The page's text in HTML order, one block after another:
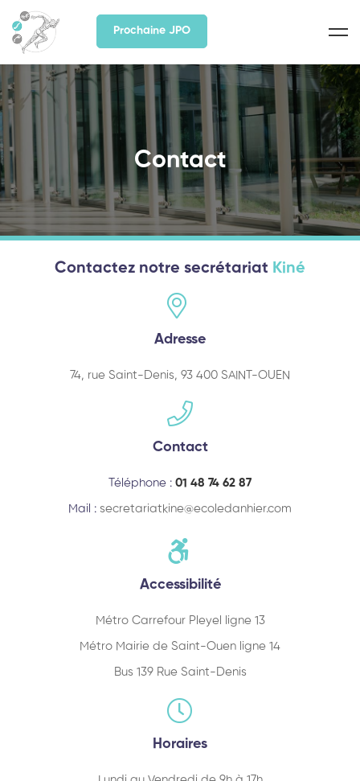
Prochaine JPO
Contact
Contactez notre secrétariat Kiné
Adresse
74, rue Saint-Denis, 93 400 SAINT-OUEN
Contact
Téléphone : 01 48 74 62 87
Mail : secretariatkine@ecoledanhier.com
Accessibilité
Métro Carrefour Pleyel ligne 13
Métro Mairie de Saint-Ouen ligne 14
Bus 139 Rue Saint-Denis
Horaires